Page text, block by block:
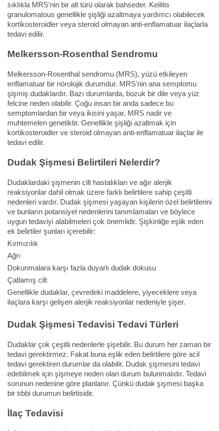
sıklıkla MRS'nin bir alt türü olarak bahseder. Keilitis
granulomatous genellikle şişliği azaltmaya yardımcı olabilecek
kortikosteroidler veya steroid olmayan anti-enflamatuar ilaçlarla
tedavi edilir.
Melkersson-Rosenthal Sendromu
Melkersson-Rosenthal sendromu (MRS), yüzü etkileyen
enflamatuar bir nörolojik durumdur. MRS'nin ana semptomu
şişmiş dudaklardır. Bazı durumlarda, bozuk bir dile veya yüz
felcine neden olabilir. Çoğu insan bir anda sadece bu
semptomlardan bir veya ikisini yaşar. MRS nadir ve
muhtemelen genetiktir. Genellikle şişliği azaltmak için
kortikosteroidler ve steroid olmayan anti-enflamatuar ilaçlar ile
tedavi edilir.
Dudak Şişmesi Belirtileri Nelerdir?
Dudaklardaki şişmenin cilt hastalıkları ve ağır alerjik
reaksiyonlar dahil olmak üzere farklı belirtilere sahip çeşitli
nedenleri vardır. Dudak şişmesi yaşayan kişilerin özel belirtilerini
ve bunların potansiyel nedenlerini tanımlamaları ve böylece
uygun tedaviyi alabilmeleri çok önemlidir. Şişkinliğe eşlik eden
ek belirtiler şunları içerebilir:
Kırmızılık
Ağrı
Dokunmalara karşı fazla duyarlı dudak dokusu
Çatlamış cilt
Genellikle dudaklar, çevredeki maddelere, yiyeceklere veya
ilaçlara karşı gelişen alerjik reaksiyonlar nedeniyle şişer.
Dudak Şişmesi Tedavisi Tedavi Türleri
Dudaklar çok çeşitli nedenlerle şişebilir. Bu durum her zaman bir
tedavi gerektirmez. Fakat buna eşlik eden belirtilere göre acil
tedavi gerektiren durumlar da olabilir. Dudak şişmesini tedavi
edebilmek için şişmeye neden olan durum bulunmalıdır. Tedavi
sorunun nedenine göre planlanır. Çünkü dudak şişmesi başka
bir tıbbi durumun belirtisidir.
İlaç Tedavisi